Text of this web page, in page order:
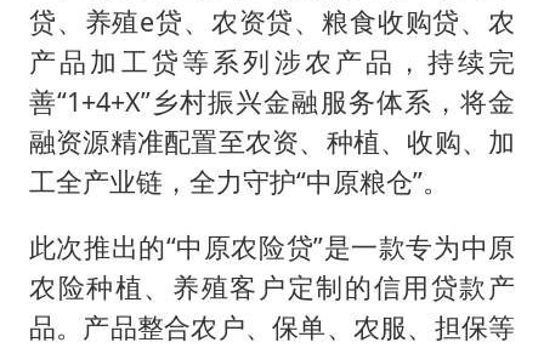
贷、养殖e贷、农资贷、粮食收购贷、农
产品加工贷等系列涉农产品，持续完
善“1+4+X”乡村振兴金融服务体系，将金
融资源精准配置至农资、种植、收购、加
工全产业链，全力守护“中原粮仓”。
此次推出的“中原农险贷”是一款专为中原
农险种植、养殖客户定制的信用贷款产
品。产品整合农户、保单、农服、担保等